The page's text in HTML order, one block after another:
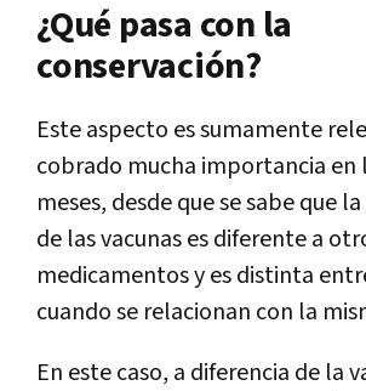
¿Qué pasa con la
conservación?
Este aspecto es sumamente
cobrado mucha importancia en
meses, desde que se sabe que
de las vacunas es diferente a
medicamentos y es distinta
cuando se relacionan con la
En este caso, a diferencia de la